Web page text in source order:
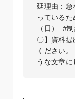
延理由：
っている
（日） #
〇】資料
ください
うな文章に